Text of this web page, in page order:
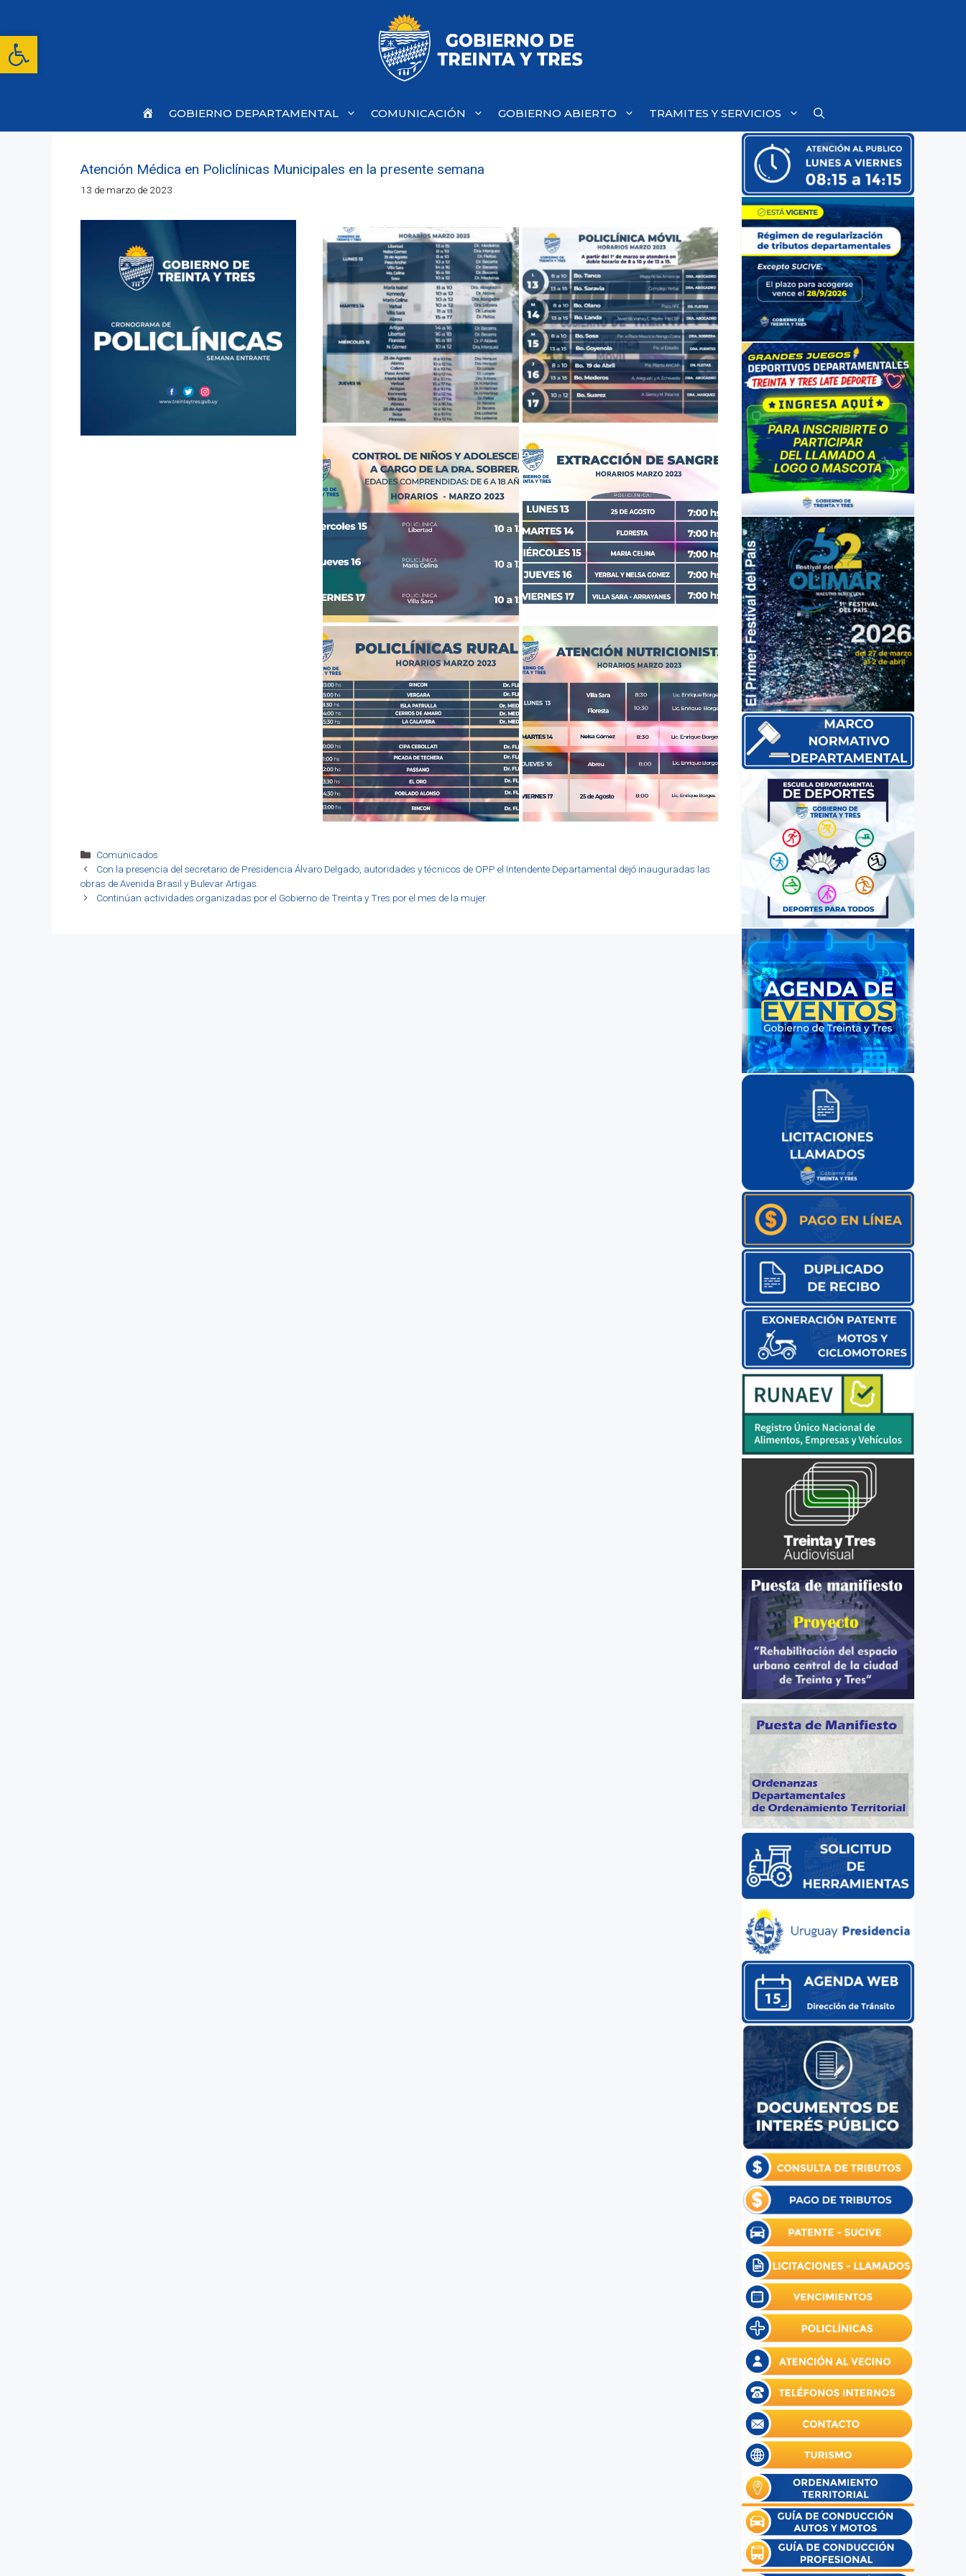
Abrir barra de herramientas
contenido
Inicio
GOBIERNO DEPARTAMENTAL COMUNICACIÓN GOBIERNO ABIERTO TRAMITES Y SERVICIOS
Atención Médica en Policlínicas Municipales en la presente semana
13 de marzo de 2023
Categorías
Comunicados
Con la presencia del secretario de Presidencia Álvaro Delgado, autoridades y técnicos de OPP el Intendente Departamental dejó inauguradas las
obras de Avenida Brasil y Bulevar Artigas.
Continúan actividades organizadas por el Gobierno de Treinta y Tres por el mes de la mujer.